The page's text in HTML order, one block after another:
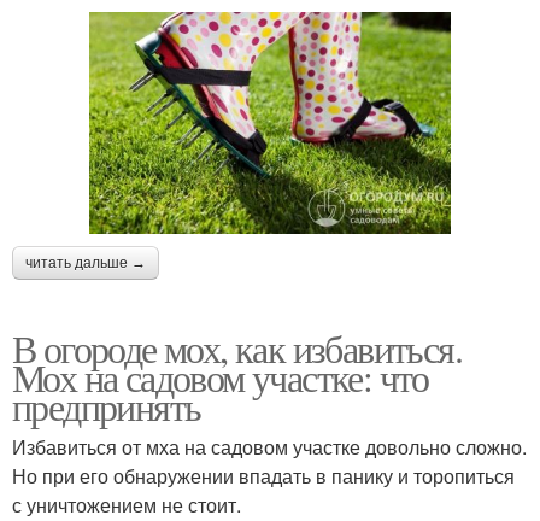
читать дальше →
В огороде мох, как избавиться.
Мох на садовом участке: что
предпринять
Избавиться от мха на садовом участке довольно сложно.
Но при его обнаружении впадать в панику и торопиться
с уничтожением не стоит.